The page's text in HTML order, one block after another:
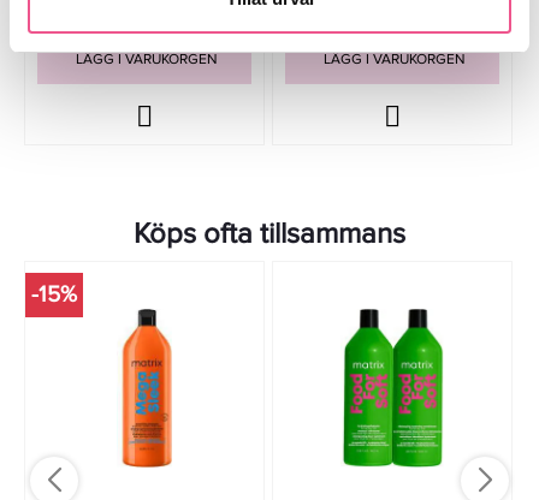
LÄGG I VARUKORGEN LÄGG I VARUKORGEN
Köps ofta tillsammans
-15%